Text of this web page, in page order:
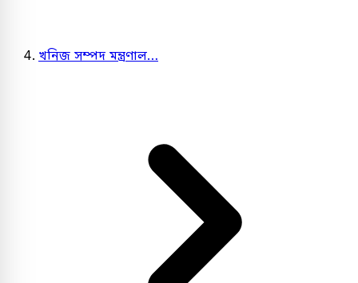
খনিজ সম্পদ মন্ত্রণাল…